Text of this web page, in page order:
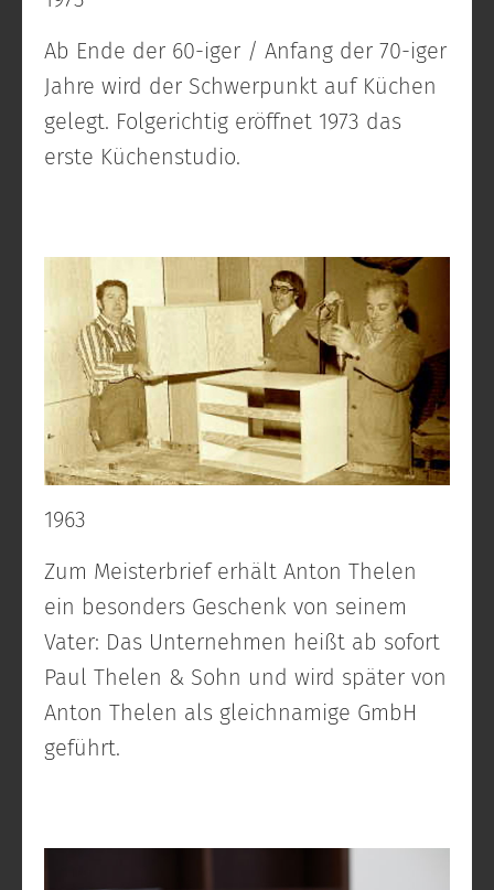
Ab Ende der 60-iger / Anfang der 70-iger
Jahre wird der Schwerpunkt auf Küchen
gelegt. Folgerichtig eröffnet 1973 das
erste Küchenstudio.
1963
Zum Meisterbrief erhält Anton Thelen
ein besonders Geschenk von seinem
Vater: Das Unternehmen heißt ab sofort
Paul Thelen & Sohn und wird später von
Anton Thelen als gleichnamige GmbH
geführt.